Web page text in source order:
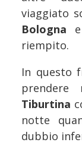
viaggiato
Bologna e
riempito.
In questo
Tiburtina
notte
dubbio